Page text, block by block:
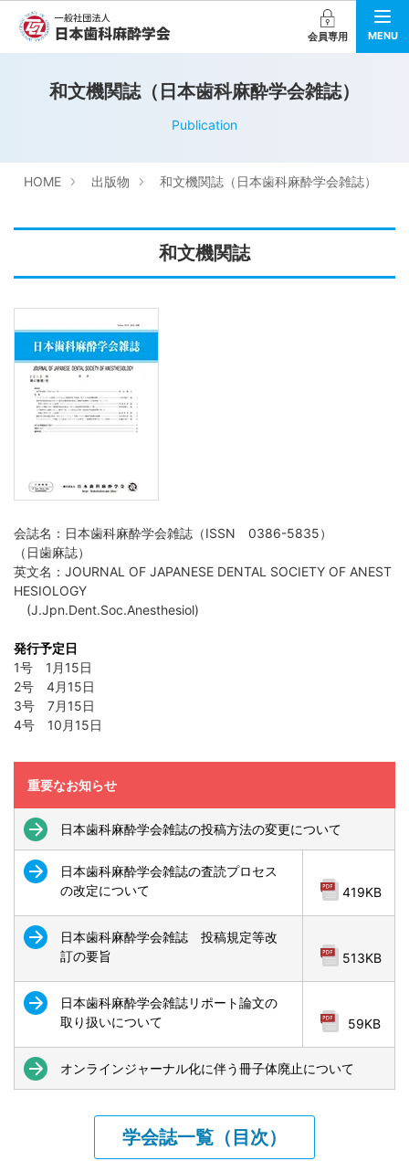
会員専用 MENU
和文機関誌（日本歯科麻酔学会雑誌）
Publication
HOME 出版物 和文機関誌（日本歯科麻酔学会雑誌）
和文機関誌
会誌名：日本歯科麻酔学会雑誌（ISSN 0386-5835）
（日歯麻誌）
英文名：JOURNAL OF JAPANESE DENTAL SOCIETY OF ANEST
HESIOLOGY
(J.Jpn.Dent.Soc.Anesthesiol)
発行予定日
1号 1月15日
2号 4月15日
3号 7月15日
4号 10月15日
重要なお知らせ
日本歯科麻酔学会雑誌の投稿方法の変更について
日本歯科麻酔学会雑誌の査読プロセス
の改定について
419KB
日本歯科麻酔学会雑誌 投稿規定等改
訂の要旨
513KB
日本歯科麻酔学会雑誌リポート論文の
取り扱いについて
59KB
オンラインジャーナル化に伴う冊子体廃止について
学会誌一覧（目次）